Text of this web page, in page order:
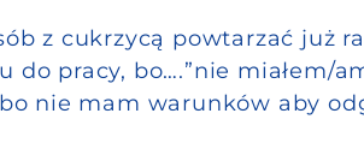
z cukrzycą powtarzać już
pracy, bo….”nie miałem/
nie mam warunków aby